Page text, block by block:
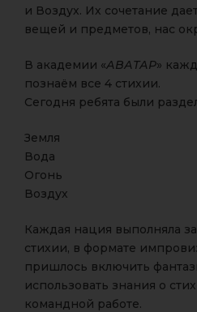
и Воздух. Их сочетание
вещей и предметов, нас
В академии «АВАТАР»
познаём все 4 стихии.
Сегодня ребята были
Земля
Вода
Огонь
Воздух
Каждая нация выполняла
стихии, в формате
пришлось включить
использовать знания о
командной работе.